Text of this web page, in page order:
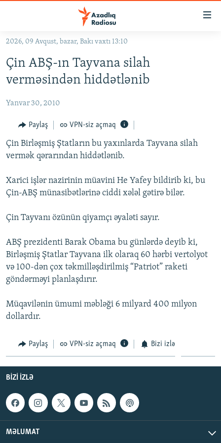
Əsas
qayıt
Əsas
qayıt
#İZAHLA
#ƏSLINDƏ
FƏRQƏ BAX
QANUNI DOĞRU
ARAŞDIRMA
MULTIMEDIA
VIDEO
FOTOQALEREYA
KARIKATURA
RADIO ARXIV
OXU ZALI
İSLAM VƏ DEMOKRATIYA
İZ - MƏDƏNIYYƏT PROQRAMI
HAQQIMIZDA
PEŞƏ ETIKASI VƏ JURNALISTIKA STANDARTLARIMIZ
MATERIALLARIMIZDAN ISTIFADƏ
AZADLIQRADIOSU MOBIL TELEFONUNUZDA
BIZIMLƏ ƏLAQƏ
XƏBƏR BÜLLETENLƏRIMIZ
BIZI IZLƏ
RFE/RL-in bütün saytları
2026, 09 Avqust, bazar, Bakı vaxtı 13:10
Çin ABŞ-ın Tayvana silah
verməsindən hiddətlənib
Yanvar 30, 2010
Paylaş VPN-siz açmaq
Çin Birləşmiş Ştatların bu yaxınlarda Tayvana silah
vermək qərarından hiddətlənib.
Xarici işlər nazirinin müavini He Yafey bildirib ki, bu
Çin-ABŞ münasibətlərinə ciddi xələl gətirə bilər.
Çin Tayvanı özünün qiyamçı əyaləti sayır.
ABŞ prezidenti Barak Obama bu günlərdə deyib ki,
Birləşmiş Ştatlar Tayvana ilk olaraq 60 hərbi vertolyot
və 100-dən çox təkmilləşdirilmiş “Patriot” raketi
göndərməyi planlaşdırır.
Müqavilənin ümumi məbləği 6 milyard 400 milyon
dollardır.
Paylaş VPN-siz açmaq Bizi izlə
BIZI IZLƏ
MƏLUMAT